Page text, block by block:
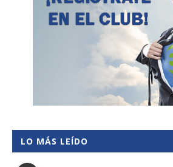
LO MÁS LEÍDO